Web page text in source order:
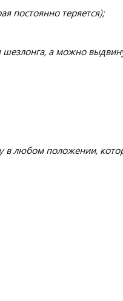
постоянно теряется);
а можно
в любом положении,